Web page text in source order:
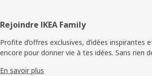
Pied
de
page
Rejoindre IKEA Family
Profite d’offres exclusives, d’idées inspirantes
encore pour donner vie à tes idées. Sans rien
En savoir plus